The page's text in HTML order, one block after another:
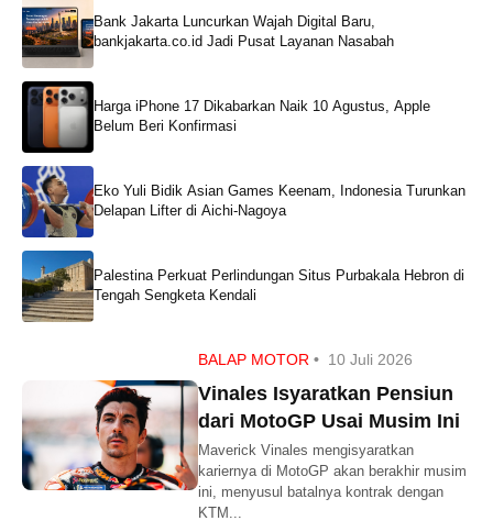
Bank Jakarta Luncurkan Wajah Digital Baru,
bankjakarta.co.id Jadi Pusat Layanan Nasabah
Harga iPhone 17 Dikabarkan Naik 10 Agustus, Apple
Belum Beri Konfirmasi
Eko Yuli Bidik Asian Games Keenam, Indonesia Turunkan
Delapan Lifter di Aichi-Nagoya
Palestina Perkuat Perlindungan Situs Purbakala Hebron di
Tengah Sengketa Kendali
BALAP MOTOR • 10 Juli 2026
Vinales Isyaratkan Pensiun
dari MotoGP Usai Musim Ini
Maverick Vinales mengisyaratkan
kariernya di MotoGP akan berakhir musim
ini, menyusul batalnya kontrak dengan
KTM...